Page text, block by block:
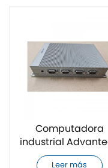
Computadora
industrial
UNO-2372G-J122BE
Leer más